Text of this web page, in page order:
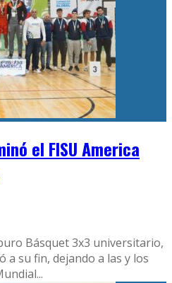
el FISU America
Básquet 3x3 universitario,
a su fin, dejando a las y los
...